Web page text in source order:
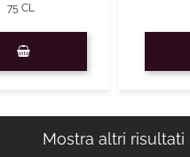
75 CL
Mostra altri risultati